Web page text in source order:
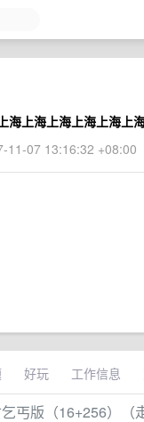
海上海上海上海上海上
11-07 13:16:32 +08:00
好玩 工作信息
丐版（16+256）（